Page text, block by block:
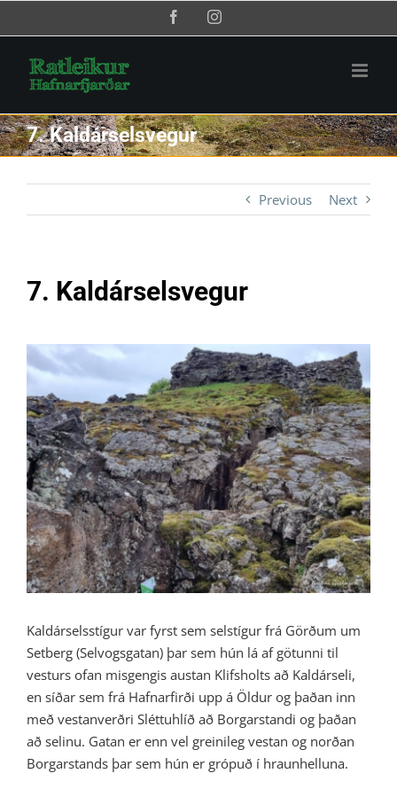
to
content
FacebookInstagram
7. Kaldárselsvegur
Previous Next
7. Kaldárselsvegur
View
Larger
Image
Kaldárselsstígur var fyrst sem selstígur frá Görðum um
Setberg (Selvogsgatan) þar sem hún lá af götunni til
vesturs ofan misgengis austan Klifsholts að Kaldárseli,
en síðar sem frá Hafnarfirði upp á Öldur og þaðan inn
með vestanverðri Sléttuhlíð að Borgarstandi og þaðan
að selinu. Gatan er enn vel greinileg vestan og norðan
Borgarstands þar sem hún er grópuð í hraunhelluna.